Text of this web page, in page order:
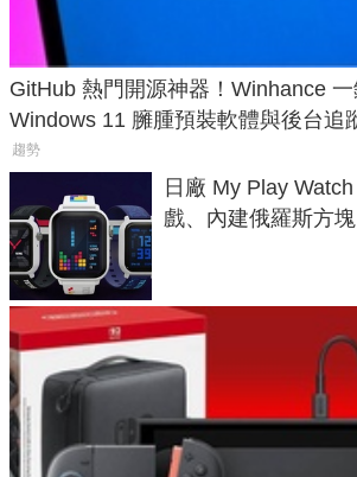
GitHub 熱門開源神器！Winhance
Windows 11 臃腫預裝軟體與後台追
趨勢
日廠 My Play
戲、內建俄羅斯方